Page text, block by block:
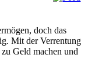
doch das
Mit der Verrentung
Geld machen und